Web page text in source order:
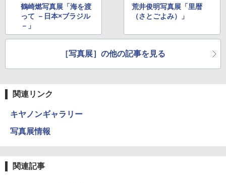
鶴崎燃写真展「海を渡
って －日本×ブラジル
－」
荒井俊明写真展「里暦
（さとごよみ）」
［写真展］の他の記事を見る
関連リンク
キヤノンギャラリー
写真展情報
関連記事